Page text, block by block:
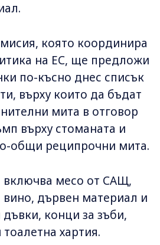
която координира
на ЕС, ще предложи
по-късно днес списък
върху които да бъдат
мита в отговор
върху стоманата и
общи реципрочни мита.
включва месо от САЩ,
вино, дървен материал и
конци за зъби,
хартия.